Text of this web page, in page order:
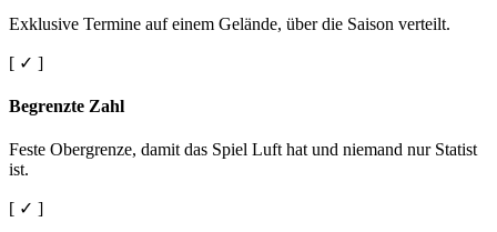
Exklusive Termine auf einem Gelände, über die Saison verteilt.
[ ✓ ]
Begrenzte Zahl
Feste Obergrenze, damit das Spiel Luft hat und niemand nur Statist
ist.
[ ✓ ]